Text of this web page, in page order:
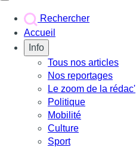
Rechercher
Accueil
Info
Tous nos articles
Nos reportages
Le zoom de la rédac'
Politique
Mobilité
Culture
Sport